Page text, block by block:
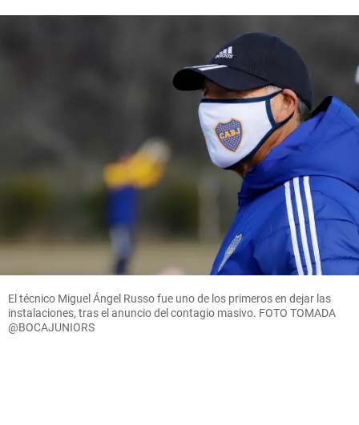
El técnico Miguel Ángel Russo fue uno de los primeros en dejar las
instalaciones, tras el anuncio del contagio masivo. FOTO TOMADA
@BOCAJUNIORS